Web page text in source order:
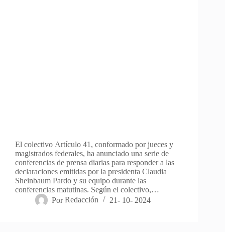
El colectivo Artículo 41, conformado por jueces y
magistrados federales, ha anunciado una serie de
conferencias de prensa diarias para responder a las
declaraciones emitidas por la presidenta Claudia
Sheinbaum Pardo y su equipo durante las
conferencias matutinas. Según el colectivo,…
Por Redacción 21- 10- 2024